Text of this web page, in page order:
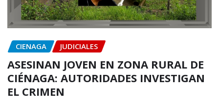
CIENAGA JUDICIALES
ASESINAN JOVEN EN ZONA RURAL DE
CIÉNAGA: AUTORIDADES INVESTIGAN
EL CRIMEN